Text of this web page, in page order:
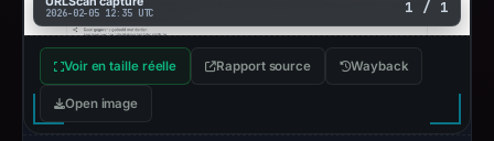
2026-02-05 12:35 UTC 1 / 1
Voir en taille réelle Rapport source Wayback
Open image